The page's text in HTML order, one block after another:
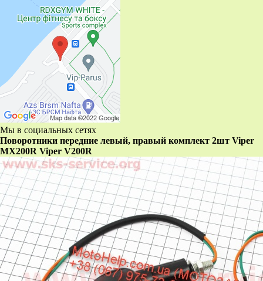
Мы в социальных сетях
Поворотники передние левый, правый комплект 2шт Viper
MX200R Viper V200R